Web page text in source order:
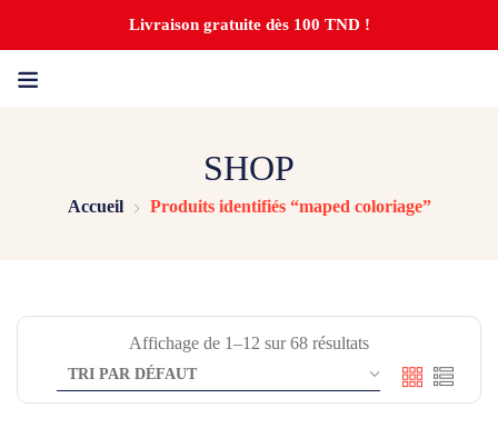
Livraison gratuite dès 100 TND !
SHOP
Accueil Produits identifiés “maped coloriage”
Affichage de 1–12 sur 68 résultats